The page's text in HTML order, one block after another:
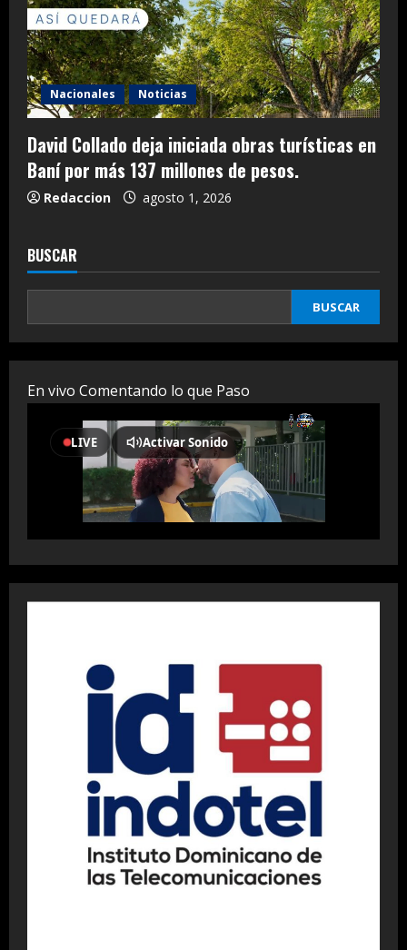
Nacionales Noticias
David Collado deja iniciada obras turísticas en
Baní por más 137 millones de pesos.
Redaccion agosto 1, 2026
BUSCAR
BUSCAR
En vivo Comentando lo que Paso